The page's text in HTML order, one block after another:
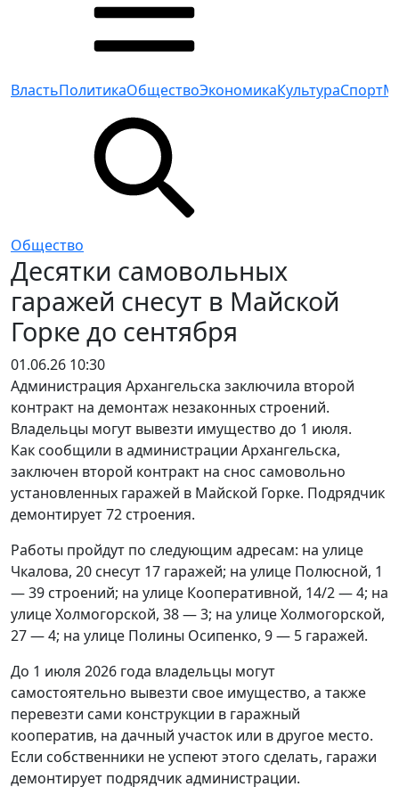
ВластьПолитикаОбществоЭкономикаКультураСпорт
Общество
Десятки самовольных
гаражей снесут в Майской
Горке до сентября
01.06.26 10:30
Администрация Архангельска заключила второй
контракт на демонтаж незаконных строений.
Владельцы могут вывезти имущество до 1 июля.
Как сообщили в администрации Архангельска,
заключен второй контракт на снос самовольно
установленных гаражей в Майской Горке. Подрядчик
демонтирует 72 строения.
Работы пройдут по следующим адресам: на улице
Чкалова, 20 снесут 17 гаражей; на улице Полюсной, 1
— 39 строений; на улице Кооперативной, 14/2 — 4; на
улице Холмогорской, 38 — 3; на улице Холмогорской,
27 — 4; на улице Полины Осипенко, 9 — 5 гаражей.
До 1 июля 2026 года владельцы могут
самостоятельно вывезти свое имущество, а также
перевезти сами конструкции в гаражный
кооператив, на дачный участок или в другое место.
Если собственники не успеют этого сделать, гаражи
демонтирует подрядчик администрации.